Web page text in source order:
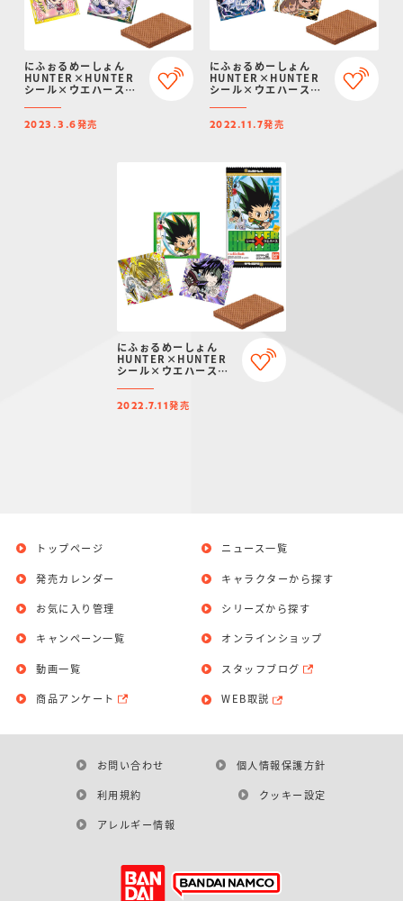
にふぉるめーしょん
HUNTER×HUNTER
シール×ウエハース
2023.3.6発売
にふぉるめーしょん
HUNTER×HUNTER
シール×ウエハース
2022.11.7発売
にふぉるめーしょん
HUNTER×HUNTER
シール×ウエハース
2022.7.11発売
トップページ
発売カレンダー
お気に入り管理
ニュース一覧
キャラクターから探す
シリーズから探す
キャンペーン一覧
動画一覧
商品アンケート
オンラインショップ
スタッフブログ
WEB取説
お問い合わせ 個人情報保護方針
利用規約 クッキー設定
アレルギー情報